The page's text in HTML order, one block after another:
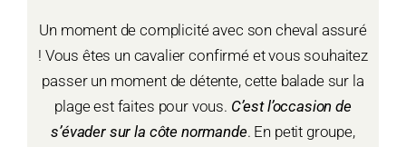
Un moment de complicité avec son cheval assuré
! Vous êtes un cavalier confirmé et vous souhaitez
passer un moment de détente, cette balade sur la
plage est faites pour vous. C’est l’occasion de
s’évader sur la côte normande. En petit groupe,